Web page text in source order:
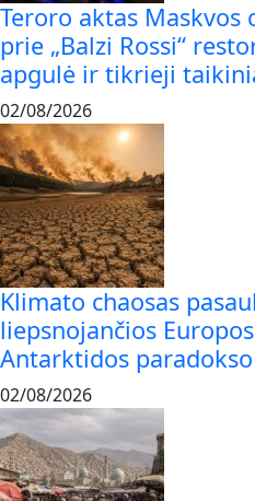
Teroro aktas Maskvos
prie „Balzi Rossi“
apgulė ir tikrieji
02/08/2026
Klimato chaosas
liepsnojančios
Antarktidos paradokso
02/08/2026